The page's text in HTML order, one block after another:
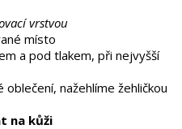
vrstvou
místo
a pod tlakem, při nejvyšší
nažehlíme žehličkou
na kůži